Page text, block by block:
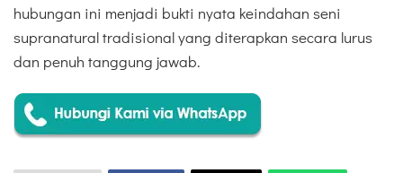
hubungan ini menjadi bukti nyata keindahan seni
supranatural tradisional yang diterapkan secara lurus
dan penuh tanggung jawab.